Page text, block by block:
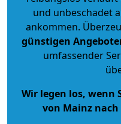
und unbeschadet
ankommen.
günstigen
umfassender
Wir legen los, wenn
von Mainz